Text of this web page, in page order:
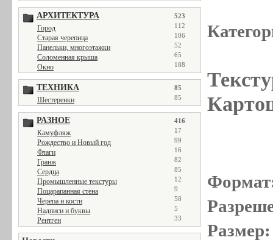
АРХИТЕКТУРА 523
Город 112
Старая черепица 106
Панельки, многоэтажки 52
Соломенная крыша 65
Окно 188
ТЕХНИКА 85
Шестеренки 85
РАЗНОЕ 416
Камуфляж 17
Рождество и Новый год 99
Флаги 16
Гранж 82
Сердца 85
Промышленные текстуры 12
Поцарапанная стена 9
Черепа и кости 58
Надписи и буквы 5
Рентген 33